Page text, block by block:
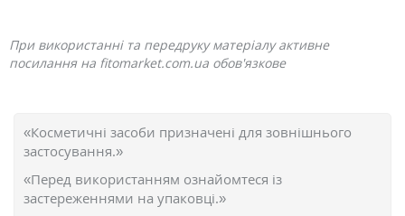
При використанні та передруку матеріалу активне
посилання на fitomarket.com.ua обов'язкове
«Косметичні засоби призначені для зовнішнього
застосування.»
«Перед використанням ознайомтеся із
застереженнями на упаковці.»